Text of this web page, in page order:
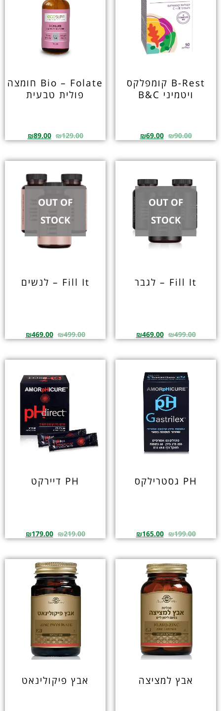
B-Rest קומפלקס
ויטמיני B&C
₪90.00
₪69.00
Bio – Folate חומצה
פולית טבעית
₪129.00
₪89.00
OUT OF
STOCK
Fill It – לגבר
₪499.00
₪469.00
OUT OF
STOCK
Fill It – לנשים
₪499.00
₪469.00
PH גסטרילקס
₪199.00
₪165.00
PH דיירקט
₪219.00
₪179.00
אבץ למציצה אבץ פיקולינאט